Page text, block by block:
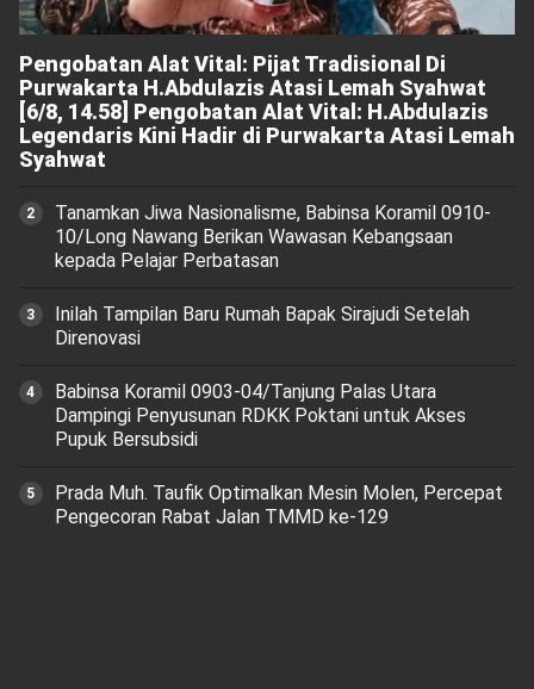
Pengobatan Alat Vital: Pijat Tradisional Di
Purwakarta H.Abdulazis Atasi Lemah Syahwat
[6/8, 14.58] Pengobatan Alat Vital: H.Abdulazis
Legendaris Kini Hadir di Purwakarta Atasi Lemah
Syahwat
Tanamkan Jiwa Nasionalisme, Babinsa Koramil 0910-
10/Long Nawang Berikan Wawasan Kebangsaan
kepada Pelajar Perbatasan
Inilah Tampilan Baru Rumah Bapak Sirajudi Setelah
Direnovasi
‎Babinsa Koramil 0903-04/Tanjung Palas Utara
Dampingi Penyusunan RDKK Poktani untuk Akses
Pupuk Bersubsidi
Prada Muh. Taufik Optimalkan Mesin Molen, Percepat
Pengecoran Rabat Jalan TMMD ke-129